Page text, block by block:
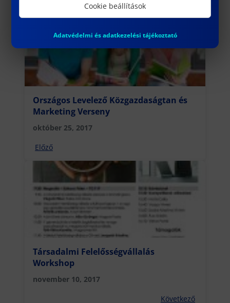
Országos Levelező Közgazdaságtan és
Marketing Verseny
október 25, 2017
Előző
Társadalmi Felelősségvállalás
Workshop
november 10, 2017
Következő
Cookie beállítások
Adatvédelmi és adatkezelési tájékoztató